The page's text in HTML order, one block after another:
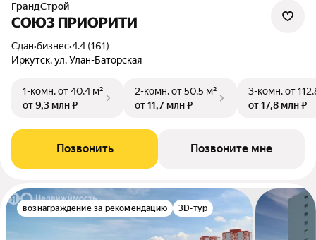
ГрандСтрой
СОЮЗ ПРИОРИТИ
Сдан•бизнес•4.4 (161)
Иркутск, ул. Улан-Баторская
1-комн.от 40,4 м²
от 9,3 млн ₽
2-комн.от 50,5 м²
от 11,7 млн ₽
3-комн.от
от 17,8 млн ₽
Позвонить Позвоните мне
вознаграждение за рекомендацию 3D-тур